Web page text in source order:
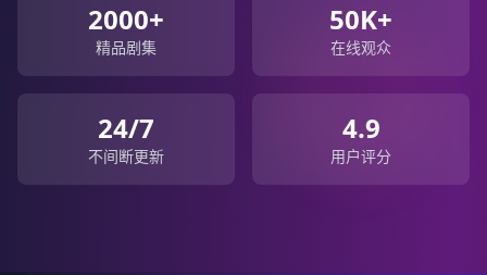
2000+
精品剧集
50K+
在线观众
24/7
不间断更新
4.9
用户评分